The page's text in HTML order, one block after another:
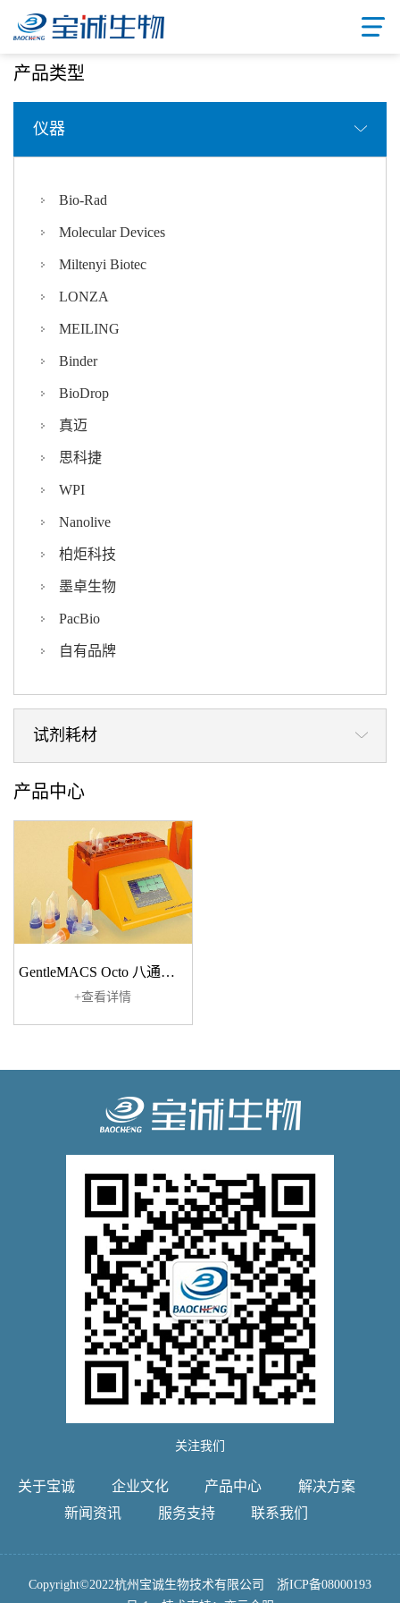
首页/ 产品中心
产品类型
仪器
Bio-Rad
Molecular Devices
Miltenyi Biotec
LONZA
MEILING
Binder
BioDrop
真迈
思科捷
WPI
Nanolive
柏炬科技
墨卓生物
PacBio
自有品牌
试剂耗材
产品中心
GentleMACS Octo 八通道温和全自动组织处理系统
+查看详情
关注我们
关于宝诚 企业文化 产品中心
解决方案
新闻资讯
服务支持 联系我们
Copyright©2022杭州宝诚生物技术有限公司 浙ICP备08000193